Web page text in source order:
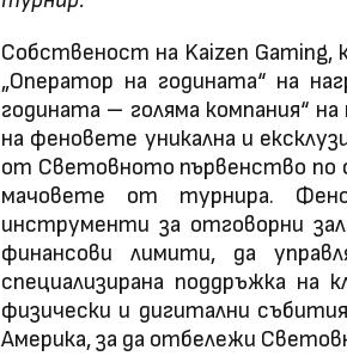
Собственост на Kaizen
„Оператор на годината“ на
годината – голяма компания“
на феновете уникална и
от Световното първенство по
мачовете от турнира.
инструменти за отговорни
финансови лимити, да
специализирана поддръжка на
физически и дигитални
Америка, за да отбележи